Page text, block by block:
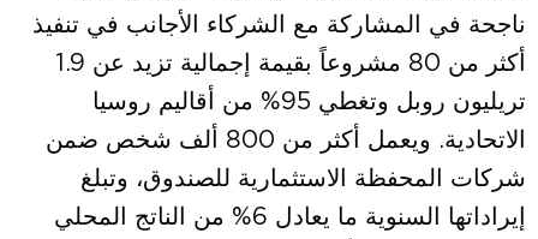
ناجحة في المشاركة مع الشركاء الأجانب في تنفيذ
أكثر من 80 مشروعاً بقيمة إجمالية تزيد عن 1.9
تريليون روبل وتغطي 95% من أقاليم روسيا
الاتحادية. ويعمل أكثر من 800 ألف شخص ضمن
شركات المحفظة الاستثمارية للصندوق، وتبلغ
إيراداتها السنوية ما يعادل 6% من الناتج المحلي